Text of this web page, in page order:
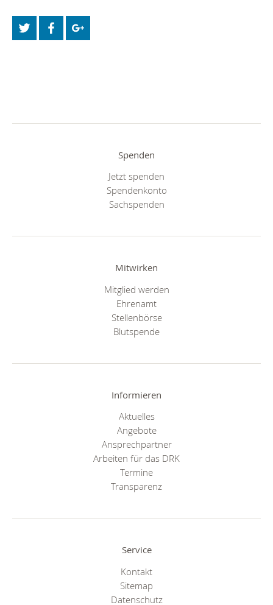
Spenden
Jetzt spenden
Spendenkonto
Sachspenden
Mitwirken
Mitglied werden
Ehrenamt
Stellenbörse
Blutspende
Informieren
Aktuelles
Angebote
Ansprechpartner
Arbeiten für das DRK
Termine
Transparenz
Service
Kontakt
Sitemap
Datenschutz